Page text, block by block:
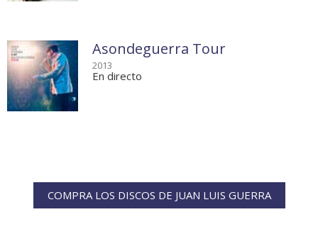
Asondeguerra Tour
2013
En directo
COMPRA LOS DISCOS DE JUAN LUIS GUERRA